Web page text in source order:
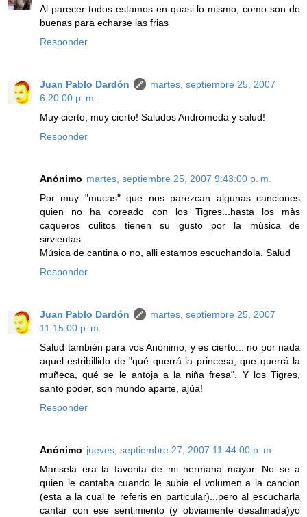
Al parecer todos estamos en quasi lo mismo, como son de
buenas para echarse las frias
Responder
Juan Pablo Dardón
martes, septiembre 25, 2007
6:20:00 p. m.
Muy cierto, muy cierto! Saludos Andrómeda y salud!
Responder
Anónimo martes, septiembre 25, 2007 9:43:00 p. m.
Por muy "mucas" que nos parezcan algunas canciones
quien no ha coreado con los Tigres...hasta los màs
caqueros culitos tienen su gusto por la mùsica de
sirvientas.
Música de cantina o no, alli estamos escuchandola. Salud
Responder
Juan Pablo Dardón
martes, septiembre 25, 2007
11:15:00 p. m.
Salud también para vos Anónimo, y es cierto... no por nada
aquel estribillido de "qué querrá la princesa, que querrá la
muñeca, qué se le antoja a la niña fresa". Y los Tigres,
santo poder, son mundo aparte, ajúa!
Responder
Anónimo jueves, septiembre 27, 2007 11:44:00 p. m.
Marisela era la favorita de mi hermana mayor. No se a
quien le cantaba cuando le subia el volumen a la cancion
(esta a la cual te referis en particular)...pero al escucharla
cantar con ese sentimiento (y obviamente desafinada)yo